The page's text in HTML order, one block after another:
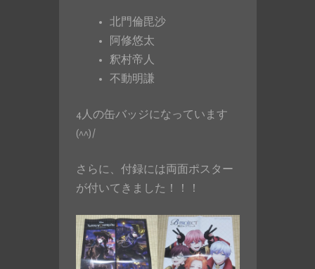
北門倫毘沙
阿修悠太
釈村帝人
不動明謙
4人の缶バッジになっています
(^^)/
さらに、付録には両面ポスター
が付いてきました！！！